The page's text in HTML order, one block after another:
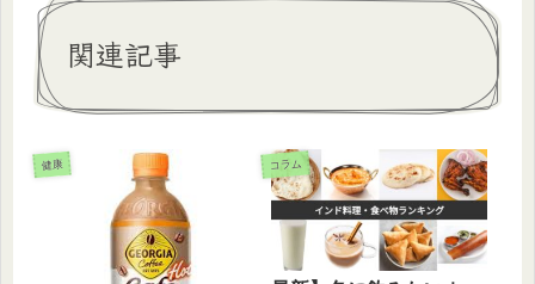
関連記事
健康 コラム